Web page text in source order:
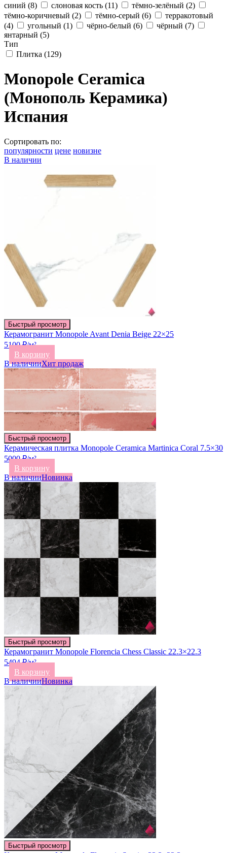
синий (8) слоновая кость (11) тёмно-зелёный (2)
тёмно-коричневый (2) тёмно-серый (6)
терракотовый
(4)
угольный (1) чёрно-белый (6) чёрный (7)
янтарный (5)
Тип
Плитка (129)
Monopole Ceramica
(Монополь Керамика)
Испания
Сортировать по:
популярности цене новизне
В наличии
Быстрый просмотр
Керамогранит Monopole Avant Denia Beige 22×25
5100 ₽/м²
В корзину
В наличииХит продаж
Быстрый просмотр
Керамическая плитка Monopole Ceramica Martinica Coral 7.5×30
5000 ₽/м²
В корзину
В наличииНовинка
Быстрый просмотр
Керамогранит Monopole Florencia Chess Classic 22.3×22.3
5494 ₽/м²
В корзину
В наличииНовинка
Быстрый просмотр